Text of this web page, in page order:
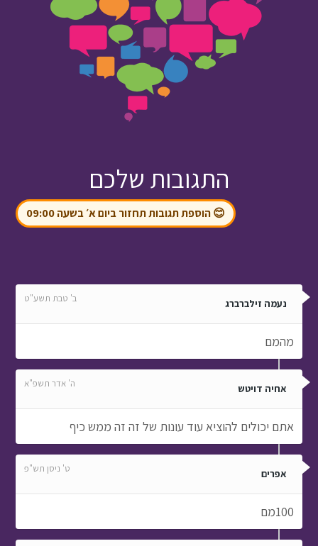
התגובות שלכם
😊 הוספת תגובות תחזור ביום א׳ בשעה 09:00
נעמה זילברברג ב' טבת תשע"ט
מהמם
אחיה דויטש ה' אדר תשפ"א
אתם יכולים להוציא עוד עונות של זה זה ממש כיף
אפרים ט' ניסן תש"פ
100מם